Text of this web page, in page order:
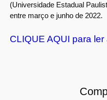
(Universidade Estadual
entre março e junho de 2022.
CLIQUE AQUI para